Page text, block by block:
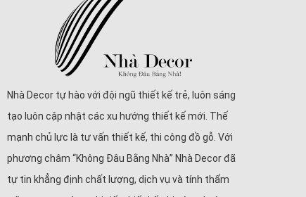
Nhà Decor tự hào với đội ngũ thiết kế trẻ, luôn sáng
tạo luôn cập nhật các xu hướng thiết kế mới. Thế
mạnh chủ lực là tư vấn thiết kế, thi công đồ gỗ. Với
phương châm “Không Đâu Bằng Nhà” Nhà Decor đã
tự tin khẳng định chất lượng, dịch vụ và tính thẩm